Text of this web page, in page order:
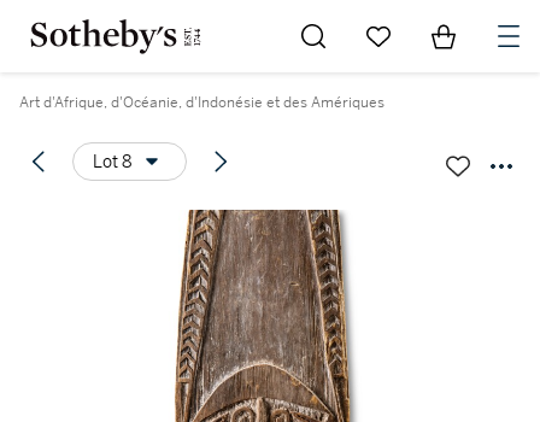
Go to My Favorites
Items in
Art d'Afrique, d'Océanie, d'Indonésie et des Amériques
Lot 8